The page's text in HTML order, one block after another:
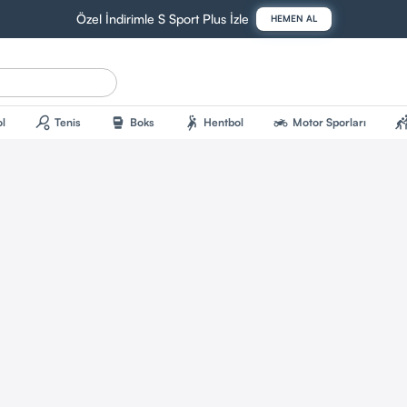
Özel İndirimle S Sport Plus İzle HEMEN AL
sports_tennis Tenis sports_mma Boks sports_handball Hentbol two_wheeler Motor Sporları